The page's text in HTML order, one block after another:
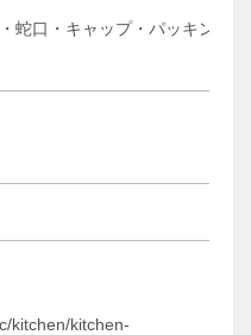
蛇口・キャップ・パッキン・
kitchen/kitchen-